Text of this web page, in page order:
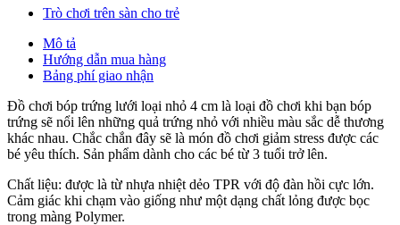
Trò chơi trên sàn cho trẻ
Mô tả
Hướng dẫn mua hàng
Bảng phí giao nhận
Đồ chơi bóp trứng lưới loại nhỏ 4 cm là loại đồ chơi khi bạn bóp
trứng sẽ nổi lên những quả trứng nhỏ với nhiều màu sắc dễ thương
khác nhau. Chắc chắn đây sẽ là món đồ chơi giảm stress được các
bé yêu thích. Sản phẩm dành cho các bé từ 3 tuổi trở lên.
Chất liệu: được là từ nhựa nhiệt dẻo TPR với độ đàn hồi cực lớn.
Cảm giác khi chạm vào giống như một dạng chất lỏng được bọc
trong màng Polymer.